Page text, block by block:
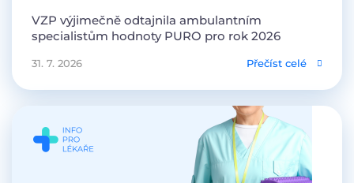
VZP výjimečně odtajnila ambulantním
specialistům hodnoty PURO pro rok 2026
31. 7. 2026 Přečíst celé